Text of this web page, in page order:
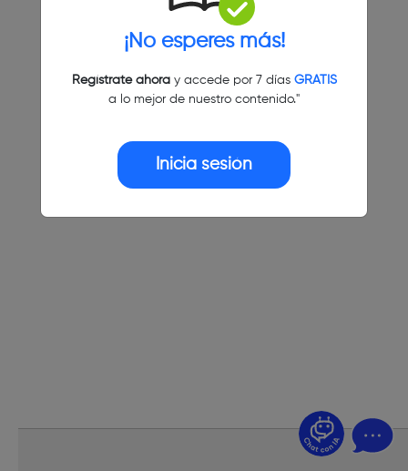
¡No esperes más!
Regístrate ahoray accede por 7 días GRATIS
a lo mejor de nuestro contenido."
Inicia sesión